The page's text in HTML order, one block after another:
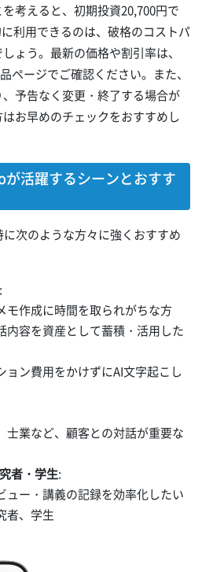
考えると、初期投資20,700円で
利用できるのは、破格のコストパ
ょう。最新の価格や割引率は、
ページでご確認ください。また、
予告なく変更・終了する場合が
お早めのチェックをおすすめし
活躍するシーンとおすす
次のような方々に強くおすすめ
:
モ作成に時間を取られがちな方
内容を資産として蓄積・活用した
ョン費用をかけずにAI文字起こし
士業など、顧客との対話が重要な
者・学生:
ュー・講義の記録を効率化したい
者、学生